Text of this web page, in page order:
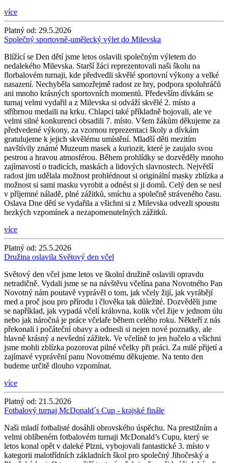
více
Platný od: 29.5.2026
Společný sportovně-umělecký výlet do Milevska
Blížící se Den dětí jsme letos oslavili společným výletem do
nedalekého Milevska. Starší žáci reprezentovali naši školu na
florbalovém turnaji, kde předvedli skvělé sportovní výkony a velké
nasazení. Nechyběla samozřejmě radost ze hry, podpora spoluhráčů
ani mnoho krásných sportovních momentů. Především dívkám se
turnaj velmi vydařil a z Milevska si odváží skvělé 2. místo a
stříbrnou medaili na krku. Chlapci také příkladně bojovali, ale ve
velmi silné konkurenci obsadili 7. místo. Všem žákům děkujeme za
předvedené výkony, za vzornou reprezentaci školy a dívkám
gratulujeme k jejich skvělému umístění. Mladší děti mezitím
navštívily známé Muzeum masek a kuriozit, které je zaujalo svou
pestrou a hravou atmosférou. Během prohlídky se dozvěděly mnoho
zajímavostí o tradicích, maskách a lidových slavnostech. Největší
radost jim udělala možnost prohlédnout si originální masky zblízka a
možnost si sami masku vyrobit a odnést si ji domů. Celý den se nesl
v příjemné náladě, plné zážitků, smíchu a společně stráveného času.
Oslava Dne dětí se vydařila a všichni si z Milevska odvezli spoustu
hezkých vzpomínek a nezapomenutelných zážitků.
více
Platný od: 25.5.2026
Družina oslavila Světový den včel
Světový den včel jsme letos ve školní družině oslavili opravdu
netradičně. Vydali jsme se na návštěvu včelína pana Novotného Pan
Novotný nám poutavě vyprávěl o tom, jak včely žijí, jak vyrábějí
med a proč jsou pro přírodu i člověka tak důležité. Dozvěděli jsme
se například, jak vypadá včelí královna, kolik včel žije v jednom úlu
nebo jak náročná je práce včelaře během celého roku. Někteří z nás
překonali i počáteční obavy a odnesli si nejen nové poznatky, ale
hlavně krásný a nevšední zážitek. Ve včelíně to jen hučelo a všichni
jsme mohli zblízka pozorovat pilné včelky při práci. Za milé přijetí a
zajímavé vyprávění panu Novotnému děkujeme. Na tento den
budeme určitě dlouho vzpomínat.
více
Platný od: 21.5.2026
Fotbalový turnaj McDonald´s Cup - krajské finále
Naši mladí fotbalisté dosáhli obrovského úspěchu. Na prestižním a
velmi oblíbeném fotbalovém turnaji McDonald’s Cupu, který se
letos konal opět v daleké Plzni, vybojovali fantastické 3. místo v
kategorii malotřídních základních škol pro společný Jihočeský a